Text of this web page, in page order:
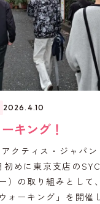
2026.4.10
キング！
クティス・ジャパ
めに東京支店の
）の取り組みとして
ォーキング」を開催